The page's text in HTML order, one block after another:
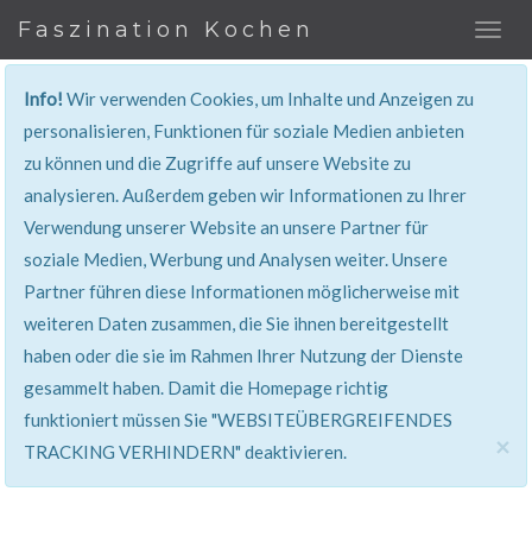
Faszination Kochen
Info!Wir verwenden Cookies, um Inhalte und Anzeigen zu
personalisieren, Funktionen für soziale Medien anbieten
zu können und die Zugriffe auf unsere Website zu
analysieren. Außerdem geben wir Informationen zu Ihrer
Verwendung unserer Website an unsere Partner für
soziale Medien, Werbung und Analysen weiter. Unsere
Partner führen diese Informationen möglicherweise mit
weiteren Daten zusammen, die Sie ihnen bereitgestellt
haben oder die sie im Rahmen Ihrer Nutzung der Dienste
gesammelt haben. Damit die Homepage richtig
funktioniert müssen Sie "WEBSITEÜBERGREIFENDES
TRACKING VERHINDERN" deaktivieren.
×
401, Nicht Erlaubt
Sie haben keinen Zugang zu diesem Bereich. Sie
werden automatisch weitergeleitet.